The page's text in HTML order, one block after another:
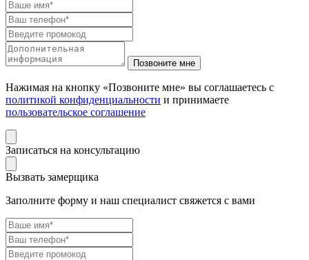
Нажимая на кнопку «Позвоните мне» вы соглашаетесь с
политикой конфиденциальности и принимаете
пользовательское соглашение
Записаться на консультацию
Вызвать замерщика
Заполните форму и наш специалист свяжется с вами